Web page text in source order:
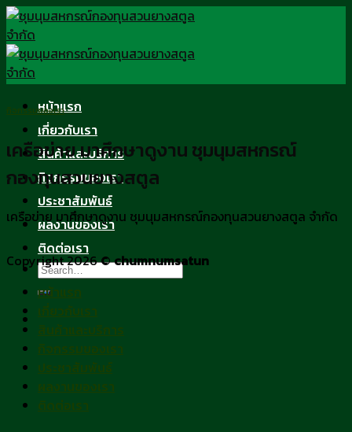
Skip
to
content
หน้าแรก
เกี่ยวกับเรา
สินค้าและบริการ
กิจกรรมของเรา
ประชาสัมพันธ์
ผลงานของเรา
ติดต่อเรา
กิจกรรมของเรา
เครือข่าย มาศึกษาดูงาน ชุมนุมสหกรณ์
กองทุนสวนยางสตูล
เครือข่าย มาศึกษาดูงาน ชุมนุมสหกรณ์กองทุนสวนยางสตูล จำกัด
Copyright 2026 ©chumnumsatun
หน้าแรก